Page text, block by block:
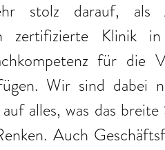
stolz darauf, als
zertifizierte
für die
Wir sind dabei
alles, was das
Auch